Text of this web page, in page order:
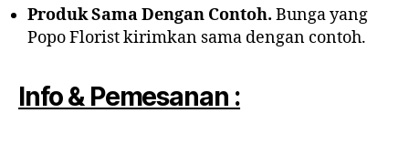
Produk Sama Dengan Contoh. Bunga yang
Popo Florist kirimkan sama dengan contoh.
Info & Pemesanan :